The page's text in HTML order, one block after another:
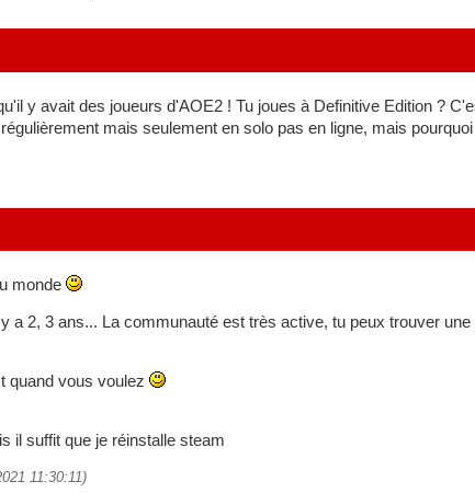
y avait des joueurs d'AOE2 ! Tu joues à Definitive Edition ?
mais seulement en solo pas en ligne, mais
monde
a 2, 3 ans... La communauté est très active, tu peux trouver
quand vous voulez
il suffit que je réinstalle steam
11:30:11)